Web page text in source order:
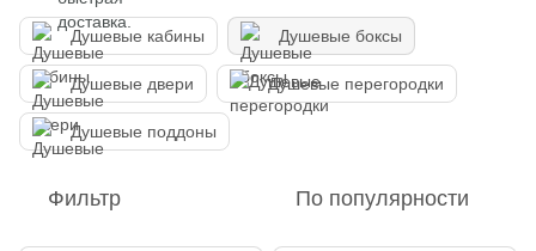
Душевые кабины Душевые боксы
Душевые двери Душевые перегородки
Душевые поддоны
Фильтр По популярности